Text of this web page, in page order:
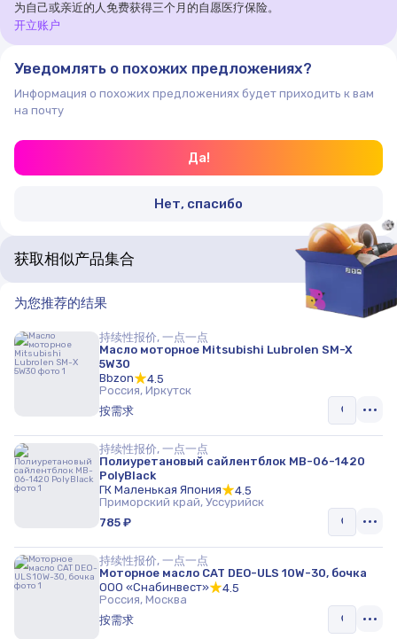
为自己或亲近的人免费获得三个月的自愿医疗保险。
开立账户
Уведомлять о похожих предложениях?
Информация о похожих предложениях будет приходить к вам
на почту
Да!
Нет, спасибо
获取相似产品集合
为您推荐的结果
持续性报价, 一点一点
Масло моторное Mitsubishi Lubrolen SM-X
5W30
Bbzon
4.5
Россия, Иркутск
按需求
持续性报价, 一点一点
Полиуретановый сайлентблок MB-06-1420
PolyBlack
ГК Маленькая Япония
4.5
Приморский край, Уссурийск
785 ₽
持续性报价, 一点一点
Моторное масло CAT DEO-ULS 10W-30, бочка
ООО «Снабинвест»
4.5
Россия, Москва
按需求